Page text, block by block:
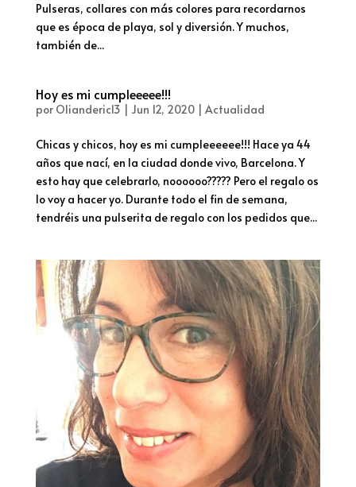
Pulseras, collares con más colores para recordarnos
que es época de playa, sol y diversión. Y muchos,
también de...
Hoy es mi cumpleeeee!!!
por Olianderic13 Jun 12, 2020| Actualidad
Chicas y chicos, hoy es mi cumpleeeeee!!! Hace ya 44
años que nací, en la ciudad donde vivo, Barcelona. Y
esto hay que celebrarlo, noooooo????? Pero el regalo os
lo voy a hacer yo. Durante todo el fin de semana,
tendréis una pulserita de regalo con los pedidos que...